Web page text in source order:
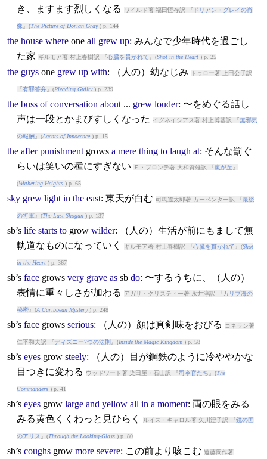
き、ますます烈しくなる
ワイルド著 福田恆存訳 『 ドリアン・グレイの肖
像』(The Picture of Dorian Gray) p. 144
the house whereone all grew up: みんなで少年時代を過ごし
た家 ギルモア著 村上春樹訳 『心臓を貫かれて 』(Shot in the Heart) p. 25
the guysone grew up with: （人の）幼なじみ トゥロー著 上田公子訳
『有罪答弁』(Pleading Guilty) p. 239
the buss of conversation about... grew louder: 〜をめぐる話し
声は一段とかまびすしくなった
イグネイシアス著 村上博基訳 『無邪気
の報酬 』(Agents of Innocence) p. 15
the after punishment grows a mere thing to laugh at: そんな罰ぐ
らいは笑いの種にすぎない
Ｅ・ブロンテ著 大和資雄訳 『 嵐が丘 』
(Wuthering Heights) p. 65
sky grew light in the east: 東天が白む 司馬遼太郎著 カーペンター訳 『最後
の将軍』(The Last Shogun) p. 137
sb’s life starts to grow wilder: （人の）生活が前にもまして無
軌道なものになっていく
ギルモア著 村上春樹訳 『心臓を貫かれて 』(Shot
in the Heart) p. 367
sb’s face grows very grave assb do: 〜するうちに、（人の）
表情に重々しさが加わる
アガサ・クリスティー著 永井淳訳 『 カリブ海の
秘密』(A Caribbean Mystery) p. 248
sb’s face grows serious: （人の）顔は真剣味をおびる コネラン著
仁平和夫訳 『 ディズニー7つの法則 』(Inside the Magic Kingdom) p. 58
sb’s eyes grow steely: （人の）目が鋼鉄のように冷ややかな
目つきに変わる
ウッドワード著 染田屋・石山訳 『司令官たち 』(The
Commanders) p. 41
sb’s eyes grow large and yellow all in a moment: 両の眼をみる
みる黄色くくわっと見ひらく
ルイス・キャロル著 矢川澄子訳 『鏡の国
のアリス 』(Through the Looking-Glass) p. 80
sb’s coughs grow more severe: この前より咳こむ 遠藤周作著